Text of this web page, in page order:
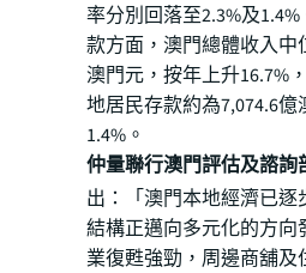
率分別回落至2.3%及
款方面，澳門總體收入中
澳門元，按年上升16.7%
地居民存款約為7,074.6
1.4%。
仲量聯行澳門評估及諮詢
出：「澳門本地經濟已
結構正邁向多元化的方向
業復甦強勁，周邊商舖及